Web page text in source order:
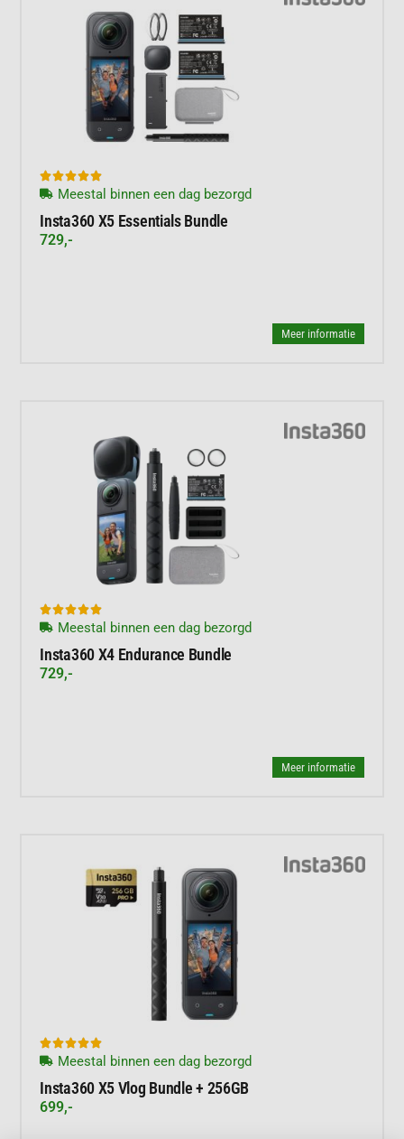

Meestal binnen een dag bezorgd
Insta360 X5 Essentials Bundle
729,-
Meer informatie

Meestal binnen een dag bezorgd
Insta360 X4 Endurance Bundle
729,-
Meer informatie

Meestal binnen een dag bezorgd
Insta360 X5 Vlog Bundle + 256GB
699,-